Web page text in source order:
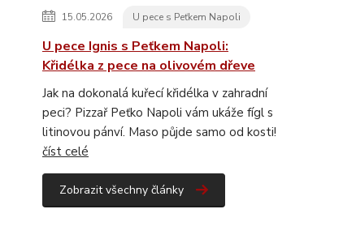
15.05.2026 U pece s Peťkem Napoli
U pece Ignis s Peťkem Napoli:
Křidélka z pece na olivovém dřeve
Jak na dokonalá kuřecí křidélka v zahradní
peci? Pizzař Peťko Napoli vám ukáže fígl s
litinovou pánví. Maso půjde samo od kosti!
číst celé
Zobrazit všechny články